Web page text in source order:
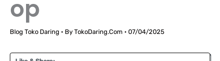
op
Blog Toko Daring • By TokoDaring.Com • 07/04/2025